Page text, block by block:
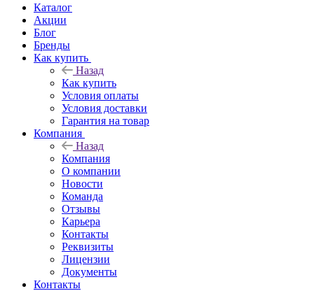
Каталог
Акции
Блог
Бренды
Как купить
Назад
Как купить
Условия оплаты
Условия доставки
Гарантия на товар
Компания
Назад
Компания
О компании
Новости
Команда
Отзывы
Карьера
Контакты
Реквизиты
Лицензии
Документы
Контакты